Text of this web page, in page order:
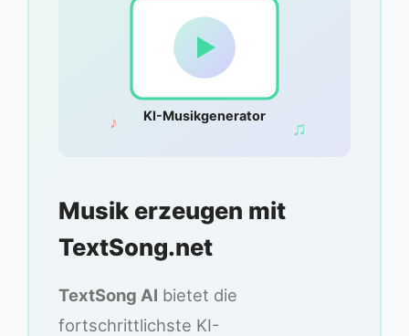
KI-Musikgenerator
♪ ♫
Musik erzeugen mit
TextSong.net
TextSong AI bietet die
fortschrittlichste KI-